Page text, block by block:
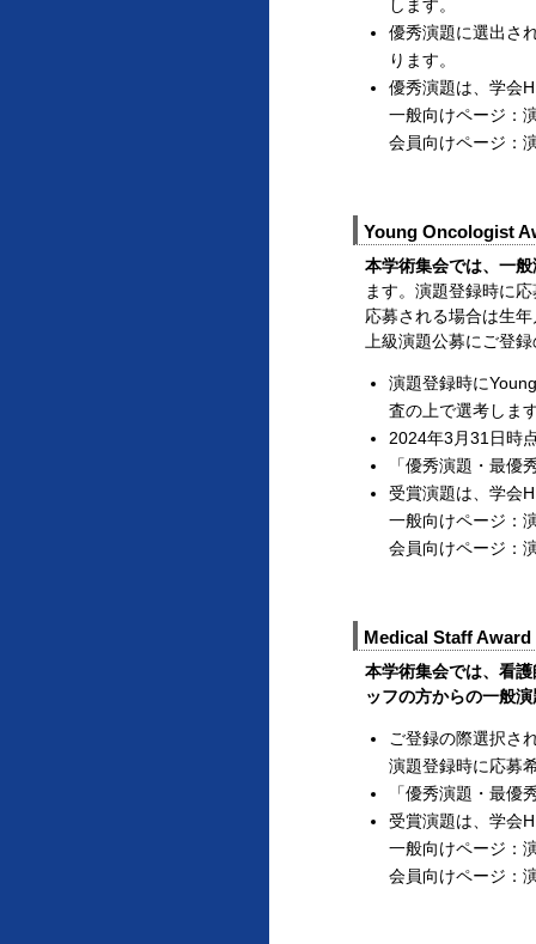
します。
優秀演題に選出さ
ります。
優秀演題は、学会
一般向けページ：
会員向けページ：
Young Oncologist
本学術集会では、一
ます。演題登録時に
応募される場合は生
上級演題公募にご登
演題登録時に
査の上で選考しま
2024年3月31日時
「優秀演題・最
受賞演題は、学会
一般向けページ：
会員向けページ：
Medical Staff Award
本学術集会では、看
ッフの方からの一般
ご登録の際選択さ
演題登録時に応募
「優秀演題・最
受賞演題は、学会
一般向けページ：
会員向けページ：